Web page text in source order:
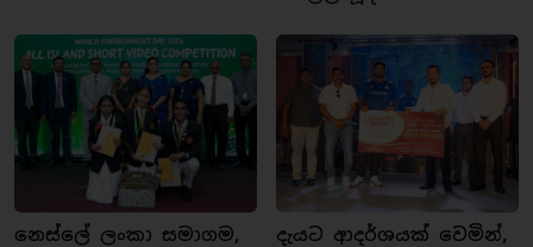
නෙස්ලේ ලංකා සමාගම,
දැයට ආදර්ශයක් වෙමින්,